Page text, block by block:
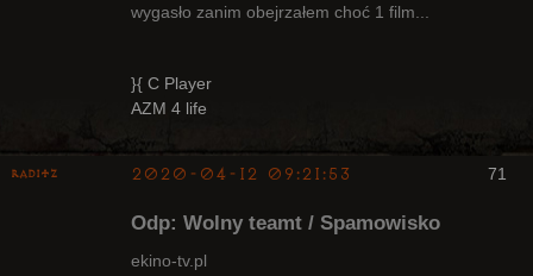
wygasło zanim obejrzałem choć 1 film...
}{ C Player
AZM 4 life
71
Raditz 2020-04-12 09:21:53
Odp: Wolny teamt / Spamowisko
ekino-tv.pl